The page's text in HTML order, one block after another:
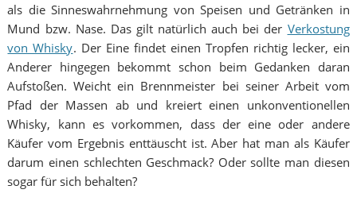
als die Sinneswahrnehmung von Speisen und Getränken in
Mund bzw. Nase. Das gilt natürlich auch bei der Verkostung
von Whisky. Der Eine findet einen Tropfen richtig lecker, ein
Anderer hingegen bekommt schon beim Gedanken daran
Aufstoßen. Weicht ein Brennmeister bei seiner Arbeit vom
Pfad der Massen ab und kreiert einen unkonventionellen
Whisky, kann es vorkommen, dass der eine oder andere
Käufer vom Ergebnis enttäuscht ist. Aber hat man als Käufer
darum einen schlechten Geschmack? Oder sollte man diesen
sogar für sich behalten?